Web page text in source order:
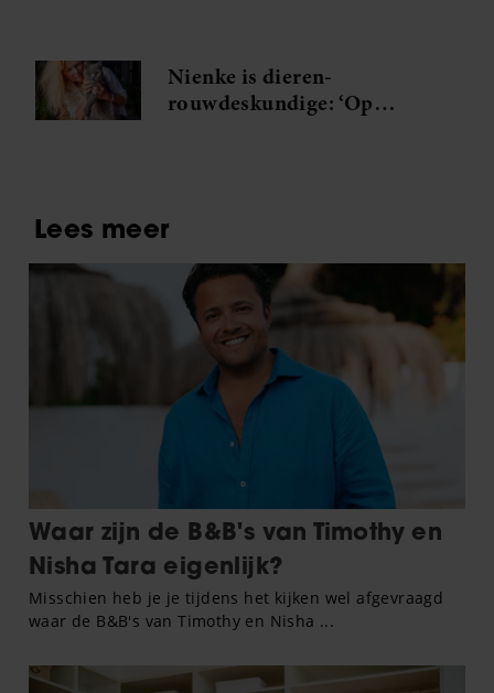
Nienke is dieren-
rouwdeskundige: ‘Op